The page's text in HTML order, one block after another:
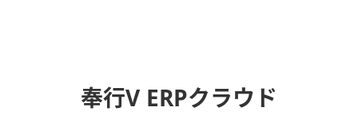
奉行V ERPクラウド